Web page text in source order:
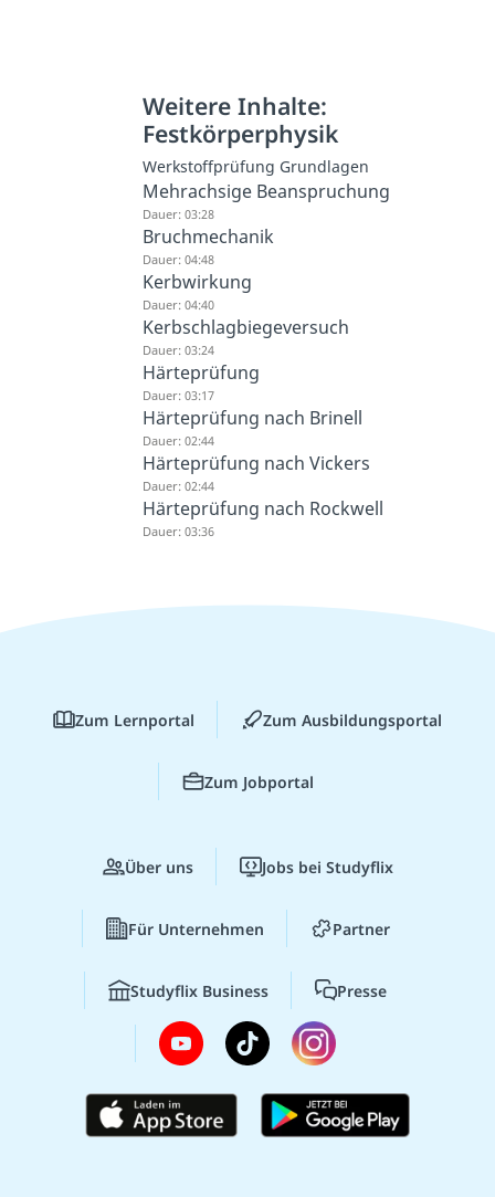
Weitere Inhalte:
Festkörperphysik
Werkstoffprüfung Grundlagen
Mehrachsige Beanspruchung
Dauer: 03:28
Bruchmechanik
Dauer: 04:48
Kerbwirkung
Dauer: 04:40
Kerbschlagbiegeversuch
Dauer: 03:24
Härteprüfung
Dauer: 03:17
Härteprüfung nach Brinell
Dauer: 02:44
Härteprüfung nach Vickers
Dauer: 02:44
Härteprüfung nach Rockwell
Dauer: 03:36
Zum Lernportal Zum Ausbildungsportal
Zum Jobportal
Über uns Jobs bei Studyflix
Für Unternehmen Partner
Studyflix Business Presse